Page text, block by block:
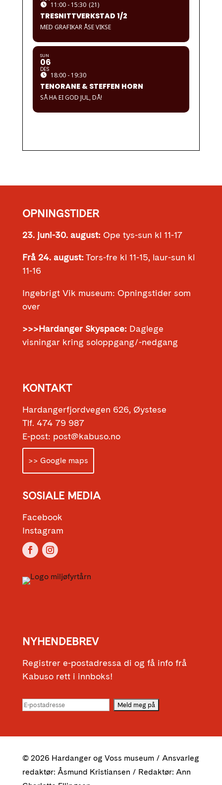
11:00 - 15:30 (21)
TRESNITTVERKSTAD 1/2
MED GRAFIKAR ÅSE VIKSE
SUN
06
DES
18:00 - 19:30
TENORANE & STEFFEN HORN
SÅ HA EI GOD JUL, DÅ!
OPNINGSTIDER
23. juni-30. august:Ope tys-sun kl 11-17
Frå 24. august:Tors-fre kl 11-15, laur-sun kl
11-16
Ingebrigt Vik museum: Opningstider som
over
>>>Hardanger Skyspace:Daglege
visningar kring soloppgang/-nedgang
KONTAKT
Hardangerfjordvegen 626, Øystese
Tlf. 474 79 987
E-post: post@kabuso.no
>> Google maps
SOSIALE MEDIA
Facebook
Instagram
NYHENDEBREV
Registrer e-postadressa di og få info frå
Kabuso rett i innboks!
© 2026 Hardanger og Voss museum / Ansvarleg
redaktør: Åsmund Kristiansen / Redaktør: Ann